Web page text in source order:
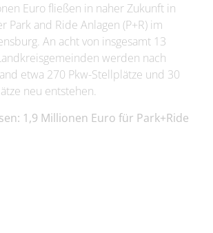
Euro fließen in naher Zukunft in
Park and Ride Anlagen (P+R) im
An acht von insgesamt 13
werden nach
etwa 270 Pkw-Stellplätze und 30
neu entstehen.
1,9 Millionen Euro für Park+Ride